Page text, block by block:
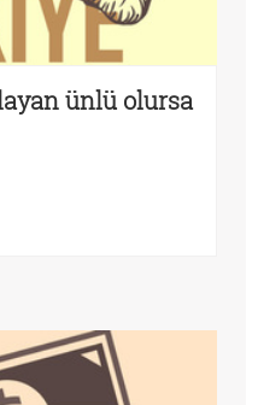
ünlü olursa